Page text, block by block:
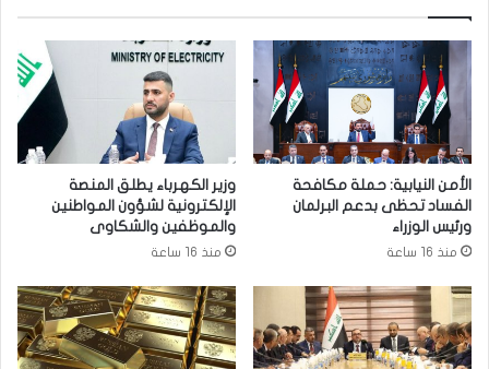
أ
ع
ل
ى
ا
ل
ا
ت
ا
د
ل
ة
إ
ا
ة
ا
الأمن النيابية: حملة مكافحة
الفساد تحظى بدعم البرلمان
ورئيس الوزراء
منذ 16 ساعة
وزير الكهرباء يطلق المنصة
الإلكترونية لشؤون المواطنين
والموظفين والشكاوى
منذ 16 ساعة